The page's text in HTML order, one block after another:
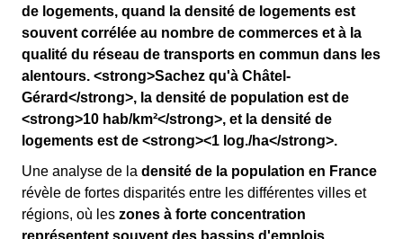
de logements, quand la densité de logements est
souvent corrélée au nombre de commerces et à la
qualité du réseau de transports en commun dans les
alentours. <strong>Sachez qu'à Châtel-
Gérard</strong>, la densité de population est de
<strong>10 hab/km²</strong>, et la densité de
logements est de <strong><1 log./ha</strong>.
Une analyse de la densité de la population en France
révèle de fortes disparités entre les différentes villes et
régions, où les zones à forte concentration
représentent souvent des bassins d'emplois